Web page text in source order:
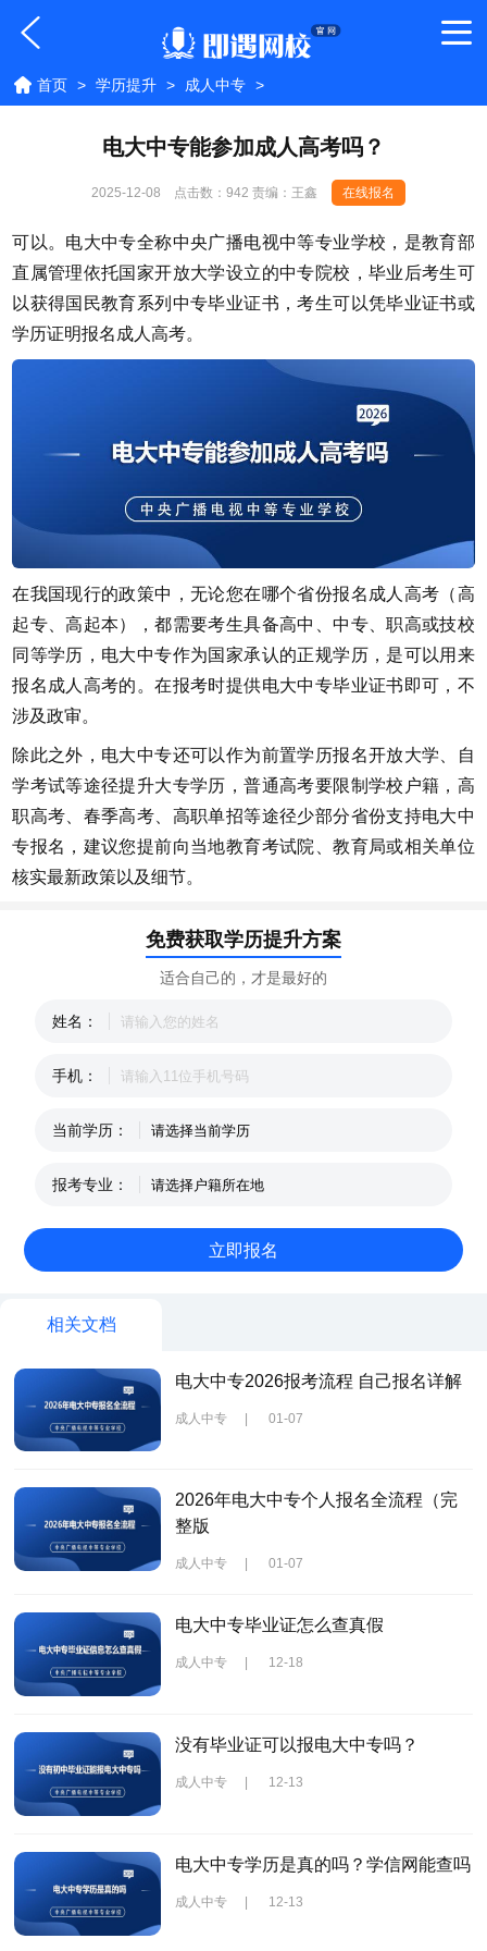
首页 > 学历提升 > 成人中专 >
电大中专能参加成人高考吗？
2025-12-08 点击数： 942 责编：王鑫 在线报名
可以。电大中专全称中央广播电视中等专业学校，是教育部
直属管理依托国家开放大学设立的中专院校，毕业后考生可
以获得国民教育系列中专毕业证书，考生可以凭毕业证书或
学历证明报名成人高考。
在我国现行的政策中，无论您在哪个省份报名成人高考（高
起专、高起本），都需要考生具备高中、中专、职高或技校
同等学历，电大中专作为国家承认的正规学历，是可以用来
报名成人高考的。在报考时提供电大中专毕业证书即可，不
涉及政审。
除此之外，电大中专还可以作为前置学历报名开放大学、自
学考试等途径提升大专学历，普通高考要限制学校户籍，高
职高考、春季高考、高职单招等途径少部分省份支持电大中
专报名，建议您提前向当地教育考试院、教育局或相关单位
核实最新政策以及细节。
免费获取学历提升方案
适合自己的，才是最好的
姓名：
手机：
当前学历：
报考专业：
相关文档
电大中专2026报考流程 自己报名详解
成人中专 | 01-07
2026年电大中专个人报名全流程（完
整版
成人中专 01-07
电大中专毕业证怎么查真假
成人中专 12-18
没有毕业证可以报电大中专吗？
成人中专 12-13
电大中专学历是真的吗？学信网能查吗
成人中专 | 12-13